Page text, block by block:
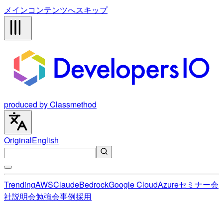
メインコンテンツへスキップ
produced by Classmethod
OriginalEnglish
TrendingAWSClaudeBedrockGoogle CloudAzureセミナー会
社説明会勉強会事例採用